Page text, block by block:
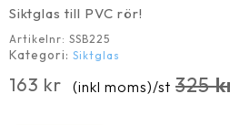
Siktglas till PVC rör!
Artikelnr: SSB225
Kategori: Siktglas
325
Det
163 kr
Det
(inkl moms)/st